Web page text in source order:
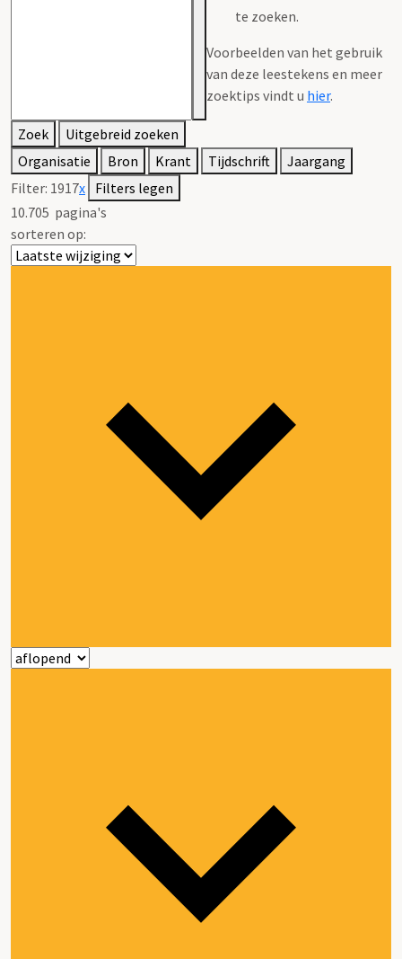
te zoeken.
Voorbeelden van het gebruik
van deze leestekens en meer
zoektips vindt u hier.
Zoek
Uitgebreid zoeken
Organisatie
Bron Krant Tijdschrift
Jaargang
Filter: 1917x Filters legen
10.705 pagina's
sorteren op: